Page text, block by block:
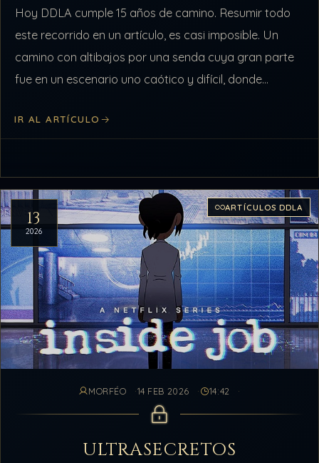
Hoy DDLA cumple 15 años de camino. Resumir todo
este recorrido en un artículo, es casi imposible. Un
camino con altibajos por una senda cuya gran parte
fue en un escenario uno caótico y difícil, donde…
IR AL ARTÍCULO
13
2026
ARTÍCULOS DDLA
MORFÉO 14 FEB 2026 14:42
ULTRASECRETOS